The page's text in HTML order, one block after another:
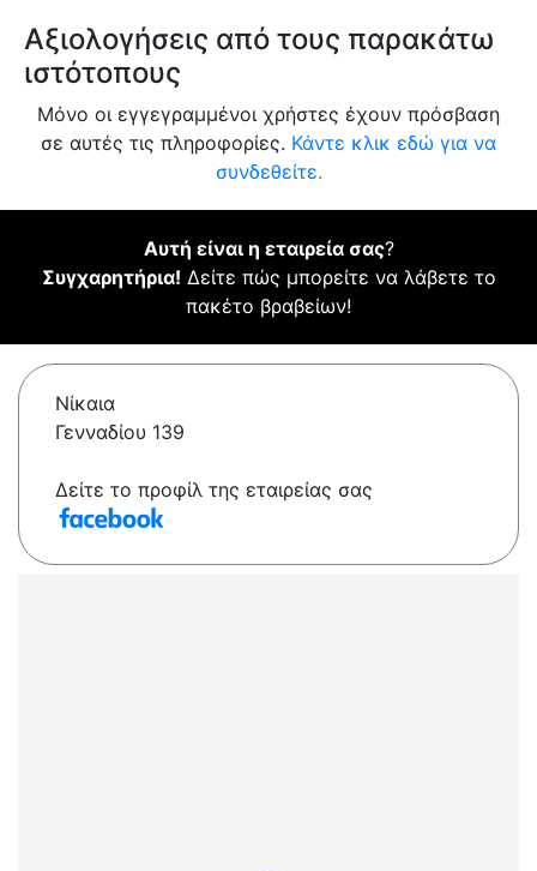
Αξιολογήσεις από τους παρακάτω
ιστότοπους
Μόνο οι εγγεγραμμένοι χρήστες έχουν πρόσβαση
σε αυτές τις πληροφορίες. Κάντε κλικ εδώ για να
συνδεθείτε.
Αυτή είναι η εταιρεία σας?
Συγχαρητήρια! Δείτε πώς μπορείτε να λάβετε το
πακέτο βραβείων!
Νίκαια
Γενναδίου 139
Δείτε το προφίλ της εταιρείας σας